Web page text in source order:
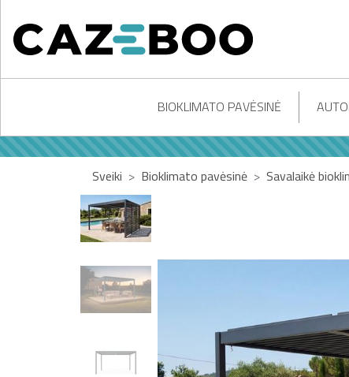
BIOKLIMATO PAVĖSINĖ
Sveiki Bioklimato pavėsinė Savalaikė